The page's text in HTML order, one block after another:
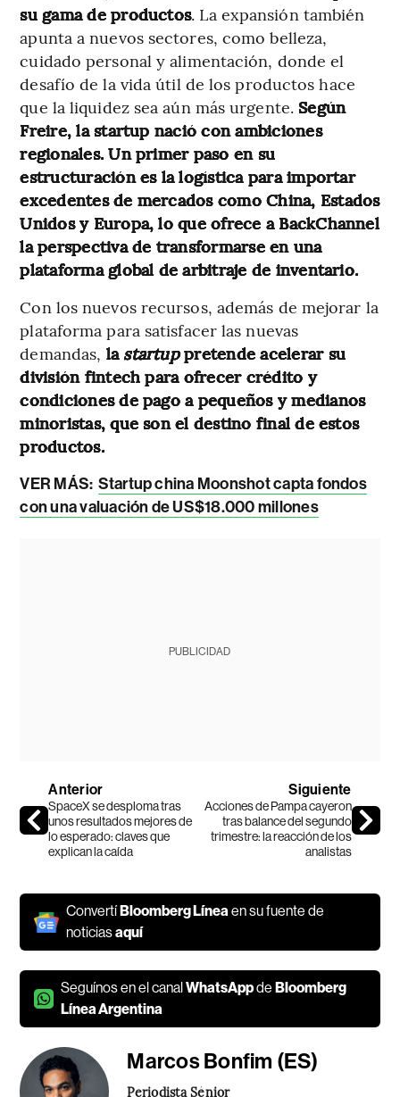
su gama de productos. La expansión también
apunta a nuevos sectores, como belleza,
cuidado personal y alimentación, donde el
desafío de la vida útil de los productos hace
que la liquidez sea aún más urgente. Según
Freire, la startup nació con ambiciones
regionales. Un primer paso en su
estructuración es la logística para importar
excedentes de mercados como China, Estados
Unidos y Europa, lo que ofrece a BackChannel
la perspectiva de transformarse en una
plataforma global de arbitraje de inventario.
Con los nuevos recursos, además de mejorar la
plataforma para satisfacer las nuevas
demandas, la startuppretende acelerar su
división fintech para ofrecer crédito y
condiciones de pago a pequeños y medianos
minoristas, que son el destino final de estos
productos.
VER MÁS: Startup china Moonshot capta fondos
con una valuación de US$18.000 millones
PUBLICIDAD
Anterior
SpaceX se desploma tras
unos resultados mejores de
lo esperado: claves que
explican la caída
Siguiente
Acciones de Pampa cayeron
tras balance del segundo
trimestre: la reacción de los
analistas
Convertí Bloomberg Líneaen su fuente de
noticiasaquí
Seguínos en el canalWhatsAppde Bloomberg
Línea Argentina
Marcos Bonfim (ES)
Periodista Sénior